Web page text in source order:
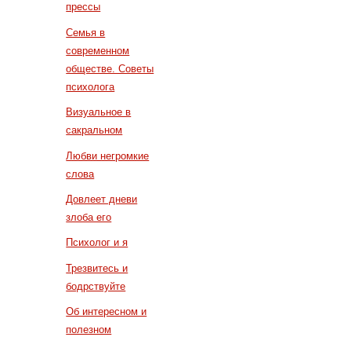
прессы
Семья в
современном
обществе. Советы
психолога
Визуальное в
сакральном
Любви негромкие
слова
Довлеет дневи
злоба его
Психолог и я
Трезвитесь и
бодрствуйте
Об интересном и
полезном